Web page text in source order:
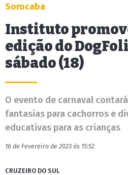
Sorocaba
Instituto
edição do
sábado (18)
O evento de carnaval
fantasias para cachorros e
educativas para as crianças
16 de Fevereiro de 2023 às 15:52
CRUZEIRO DO SUL